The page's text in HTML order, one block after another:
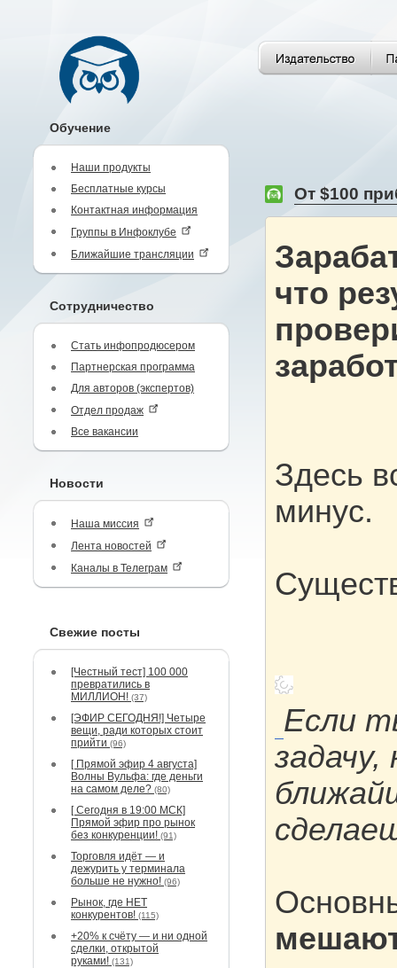
Обучение
Наши продукты
Бесплатные курсы
Контактная информация
Группы в Инфоклубе
Ближайшие трансляции
Сотрудничество
Стать инфопродюсером
Партнерская программа
Для авторов (экспертов)
Отдел продаж
Все вакансии
Новости
Наша миссия
Лента новостей
Каналы в Телеграм
Свежие посты
[Честный тест] 100 000
превратились в
МИЛЛИОН! (37)
[ЭФИР СЕГОДНЯ!] Четыре
вещи, ради которых стоит
прийти (96)
[ Прямой эфир 4 августа]
Волны Вульфа: где деньги
на самом деле? (80)
[ Сегодня в 19:00 МСК]
Прямой эфир про рынок
без конкуренции! (91)
Торговля идёт — и
дежурить у терминала
больше не нужно! (96)
Рынок, где НЕТ
конкурентов! (115)
+20% к счёту — и ни одной
сделки, открытой
руками! (131)
От $100
что
Здесь
минус.
Если